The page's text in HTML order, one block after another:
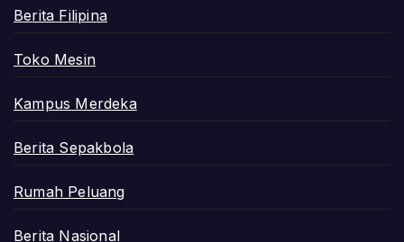
Berita Filipina
Toko Mesin
Kampus Merdeka
Berita Sepakbola
Rumah Peluang
Berita Nasional